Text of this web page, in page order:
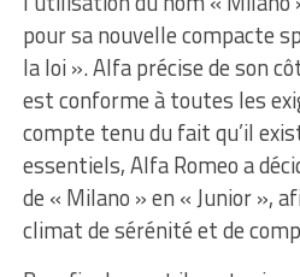
pour sa nouvelle compacte
la loi ». Alfa précise de son
est conforme à toutes les
compte tenu du fait qu’il
essentiels, Alfa Romeo a
de « Milano » en « Junior »,
climat de sérénité et de